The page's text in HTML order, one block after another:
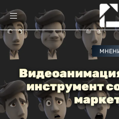
инструмент